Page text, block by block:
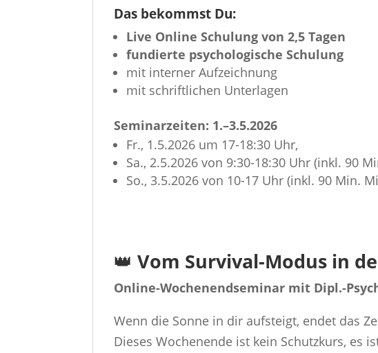
Das bekommst Du:
Live Online Schulung von 2,5 Tagen
fundierte psychologische Schulung
mit interner Aufzeichnung
mit schriftlichen Unterlagen
Seminarzeiten: 1.–3.5.2026
Fr., 1.5.2026 um 17-18:30 Uhr,
Sa., 2.5.2026 von 9:30-18:30 Uhr (inkl. 90
So., 3.5.2026 von 10-17 Uhr (inkl. 90 Min.
👑Vom Survival-Modus in
Online-Wochenendseminar mit Dipl.-
Wenn die Sonne in dir aufsteigt, endet das
Dieses Wochenende ist kein Schutzkurs, es